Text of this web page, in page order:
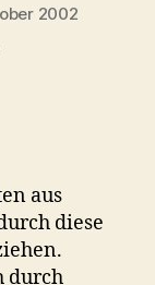
2002
aus
diese
durch